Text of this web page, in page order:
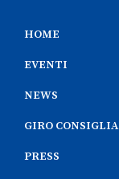
HOME
EVENTI
NEWS
GIRO CONSIGLIA
PRESS